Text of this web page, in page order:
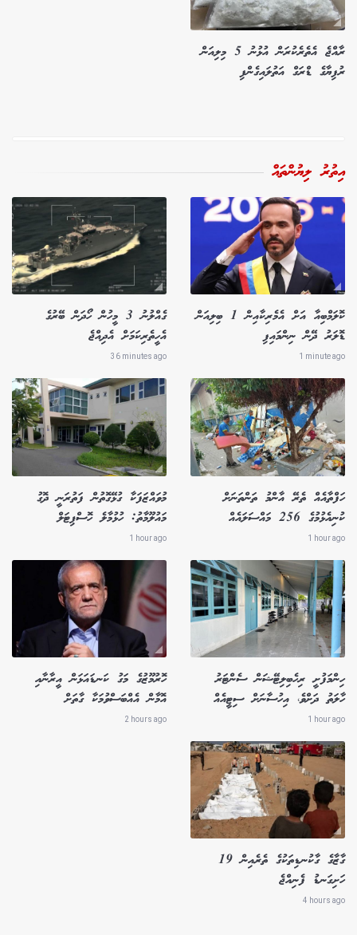
ރާއްޖެ އެތެރެކުރަން އުޅުނު 5 މިލިއަން
ރުފިޔާގެ ޑްރަގް އަތުލައިގެންފި
އިތުރު ލިޔުންތައް
ކޮލަމްބިއާ އަށް އެމެރިކާއިން 1 ބިލިއަން
ޑޮލަރު ދޭން ނިންމައިފި
1 minute ago
ގެއްލުނު 3 މީހުން ހޯދަން ބޭރުގެ
އެހީތެރިކަމަށް އެދިއްޖެ
36 minutes ago
ހަފްތާއެއް ތެރޭ އާންމު ތަންތަނަށް
ކުނިއެޅުމުގެ 256 މައްސަލައެއް
1 hour ago
މުވައްޒަފަކާ ގުޅޭގޮތުން ފަތުރަނީ ދޮގު
މައުލޫމާތު: ހުޅުމާލެ ހޮސްޕިޓަލް
1 hour ago
ހިންމަފުށީ ރިހެބިލިޓޭޝަން ސެންޓަރު
ހާލަތު ދަށްވެ، އިހުސާނަށް ސިޓީއެއް
1 hour ago
ހޮރުމޫޒުގެ މަގު ކަނޑައަޅަން އީރާނާއި
އޮމާން އެއްބަސްވުމަކާ ގާތަށް
2 hours ago
ގާޒާގެ ގާކުނޑިތަކުގެ ތެރެއިން 19
ހަށިގަނޑު ފެނިއްޖެ
4 hours ago